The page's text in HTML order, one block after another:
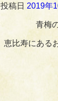
投稿日 2019年
青梅
恵比寿にある